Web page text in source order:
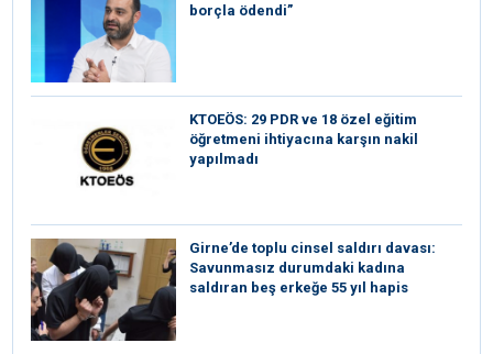
borçla ödendi”
KTOEÖS: 29 PDR ve 18 özel eğitim
öğretmeni ihtiyacına karşın nakil
yapılmadı
Girne’de toplu cinsel saldırı davası:
Savunmasız durumdaki kadına
saldıran beş erkeğe 55 yıl hapis